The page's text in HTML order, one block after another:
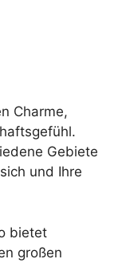
Charme,
Gebiete
und Ihre
bietet
großen